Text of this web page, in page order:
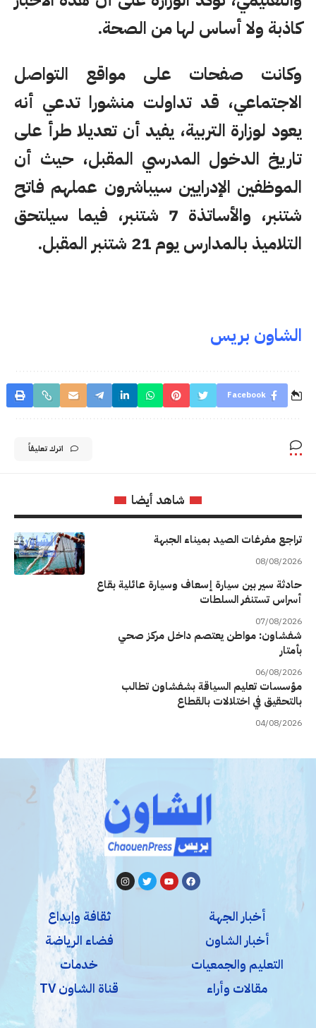
كاذبة ولا أساس لها من الصحة.
وكانت صفحات على مواقع التواصل
الاجتماعي، قد تداولت منشورا تدعي أنه
يعود لوزارة التربية، يفيد أن تعديلا طرأ على
تاريخ الدخول المدرسي المقبل، حيث أن
الموظفين الإدرايين سيباشرون عملهم فاتح
شتنبر، والأساتذة 7 شتنبر، فيما سيلتحق
التلاميذ بالمدارس يوم 21 شتنبر المقبل.
الشاون بريس
Facebook
اترك تعليقاً
شاهد أيضا
تراجع مفرغات الصيد بميناء الجبهة
08/08/2026
حادثة سير بين سيارة إسعاف وسيارة عائلية بقاع
أسراس تستنفر السلطات
07/08/2026
شفشاون: مواطن يعتصم داخل مركز صحي
بأمتار
06/08/2026
مؤسسات تعليم السياقة بشفشاون تطالب
بالتحقيق في اختلالات بالقطاع
04/08/2026
أخبار الجهة
أخبار الشاون
التعليم والجمعيات
مقالات وأراء
ثقافة وإبداع
فضاء الرياضة
خدمات
قناة الشاون TV